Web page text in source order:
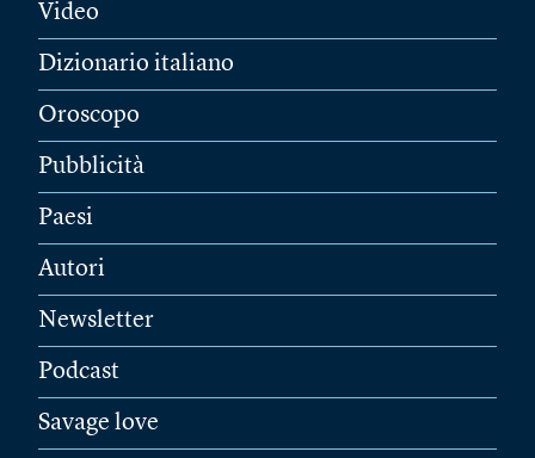
Video
Dizionario italiano
Oroscopo
Pubblicità
Paesi
Autori
Newsletter
Podcast
Savage love